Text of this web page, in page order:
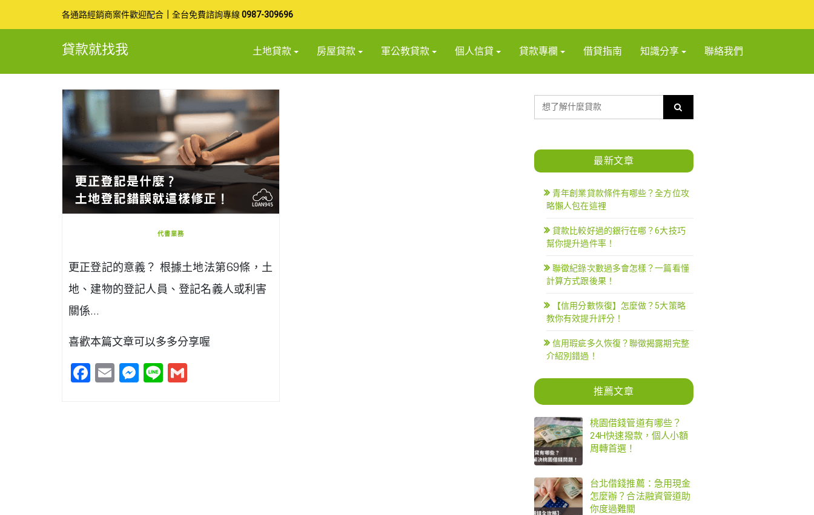
to
各通路經銷商案件歡迎配合 全台免費諮詢專線 0987-309696
貸款就找我 土地貸款 房屋貸款 軍公教貸款 個人信貸 貸款專欄 借貸指南 知識分享 聯絡我們
代書業務
更正登記的意義？ 根據土地法第69條，土
地、建物的登記人員、登記名義人或利害
關係…
喜歡本篇文章可以多多分享喔
Facebook
EmailMessenger
Line
最新文章
青年創業貸款條件有哪些？全方位攻
略懶人包在這裡
貸款比較好過的銀行在哪？6大技巧
幫你提升過件率！
聯徵紀錄次數過多會怎樣？一篇看懂
計算方式跟後果！
【信用分數恢復】怎麼做？5大策略
教你有效提升評分！
信用瑕疵多久恢復？聯徵揭露期完整
介紹別錯過！
推薦文章
桃園借錢管道有哪些？
24H快速撥款，個人小額
周轉首選！
台北借錢推薦：急用現金
怎麼辦？合法融資管道助
你度過難關